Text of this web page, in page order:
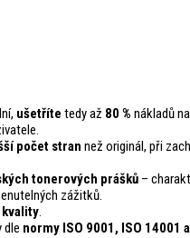
ušetříte tedy až 80 % nákladů
počet stran než originál, při
tonerových prášků –
zážitků.
kvality.
dle normy ISO 9001, ISO 14001